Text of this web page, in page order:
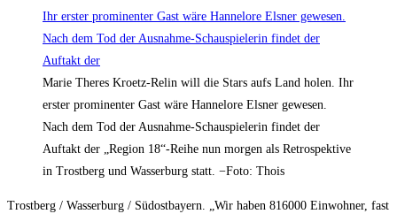
Marie Theres Kroetz-Relin will die Stars aufs Land holen. Ihr
erster prominenter Gast wäre Hannelore Elsner gewesen.
Nach dem Tod der Ausnahme-Schauspielerin findet der
Auftakt der „Region 18“-Reihe nun morgen als Retrospektive
in Trostberg und Wasserburg statt. −Foto: Thois
Trostberg / Wasserburg / Südostbayern. „Wir haben 816000 Einwohner, fast